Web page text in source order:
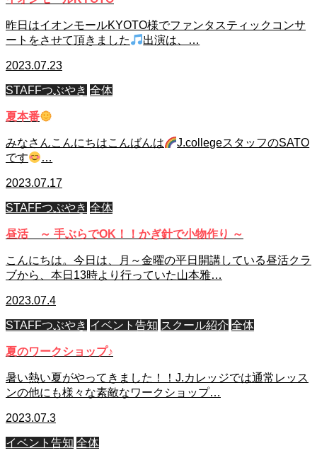
昨日はイオンモールKYOTO様でファンタスティックコンサ
ートをさせて頂きました
出演は、…
2023.07.23
STAFFつぶやき 全体
夏本番
みなさんこんにちはこんばんは
J.collegeスタッフのSATO
です
…
2023.07.17
STAFFつぶやき 全体
昼活 ～ 手ぶらでOK！！かぎ針で小物作り ～
こんにちは。今日は、月～金曜の平日開講している昼活クラ
ブから、本日13時より行っていた山本雅…
2023.07.4
STAFFつぶやき イベント告知 スクール紹介 全体
夏のワークショップ♪
暑い熱い夏がやってきました！！J.カレッジでは通常レッス
ンの他にも様々な素敵なワークショップ…
2023.07.3
イベント告知 全体